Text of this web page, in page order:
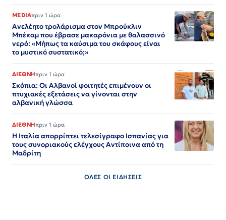
MEDIAπριν 1 ώρα
Ανελέητο τρολάρισμα στον Μπρούκλιν
Μπέκαμ που έβρασε μακαρόνια με θαλασσινό
νερό: «Μήπως τα καύσιμα του σκάφους είναι
το μυστικό συστατικό;»
ΔΙΕΘΝΗπριν 1 ώρα
Σκόπια: Οι Αλβανοί φοιτητές επιμένουν οι
πτυχιακές εξετάσεις να γίνονται στην
αλβανική γλώσσα
ΔΙΕΘΝΗπριν 1 ώρα
Η Ιταλία απορρίπτει τελεσίγραφο Ισπανίας για
τους συνοριακούς ελέγχους Αντίποινα από τη
Μαδρίτη
ΟΛΕΣ ΟΙ ΕΙΔΗΣΕΙΣ